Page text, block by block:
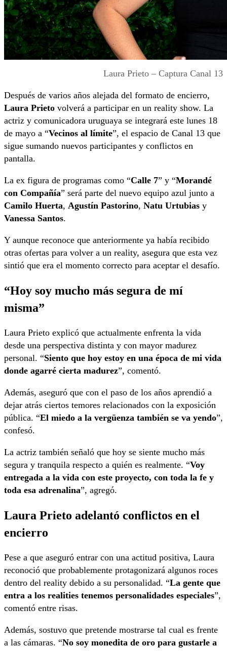
Laura Prieto – Captura Canal 13
Después de varios años alejada del formato de encierro,
Laura Prieto volverá a participar en un reality show. La
actriz y comunicadora uruguaya se integrará este lunes 18
de mayo a “Vecinos al límite”, el espacio de Canal 13 que
sigue sumando nuevos participantes y conflictos en
pantalla.
La ex figura de programas como “Calle 7” y “Morandé
con Compañía” será parte del nuevo equipo azul junto a
Camilo Huerta, Agustín Pastorino, Natu Urtubias y
Vanessa Santos.
Y aunque reconoce que anteriormente ya había recibido
otras ofertas para volver a un reality, asegura que esta vez
sintió que era el momento correcto para aceptar el desafío.
“Hoy soy mucho más segura de mí
misma”
Laura Prieto explicó que actualmente enfrenta la vida
desde una perspectiva distinta y con mayor madurez
personal. “Siento que hoy estoy en una época de mi vida
donde agarré cierta madurez”, comentó.
Además, aseguró que con el paso de los años aprendió a
dejar atrás ciertos temores relacionados con la exposición
pública. “El miedo a la vergüenza también se va yendo”,
confesó.
La actriz también señaló que hoy se siente mucho más
segura y tranquila respecto a quién es realmente. “Voy
entregada a la vida con este proyecto, con toda la fe y
toda esa adrenalina”, agregó.
Laura Prieto adelantó conflictos en el
encierro
Pese a que aseguró entrar con una actitud positiva, Laura
reconoció que probablemente protagonizará algunos roces
dentro del reality debido a su personalidad. “La gente que
entra a los realities tenemos personalidades especiales”,
comentó entre risas.
Además, sostuvo que pretende mostrarse tal cual es frente
a las cámaras. “No soy monedita de oro para gustarle a